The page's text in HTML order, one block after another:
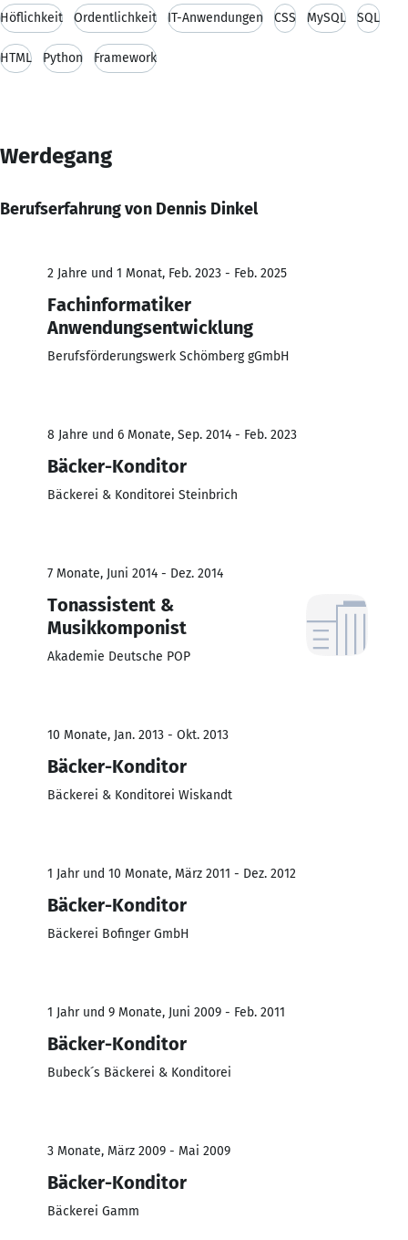
Höflichkeit Ordentlichkeit IT-Anwendungen CSS MySQL SQL
HTML Python Framework
Werdegang
Berufserfahrung von Dennis Dinkel
2 Jahre und 1 Monat, Feb. 2023 - Feb. 2025
Fachinformatiker
Anwendungsentwicklung
Berufsförderungswerk Schömberg gGmbH
8 Jahre und 6 Monate, Sep. 2014 - Feb. 2023
Bäcker-Konditor
Bäckerei & Konditorei Steinbrich
7 Monate, Juni 2014 - Dez. 2014
Tonassistent &
Musikkomponist
Akademie Deutsche POP
10 Monate, Jan. 2013 - Okt. 2013
Bäcker-Konditor
Bäckerei & Konditorei Wiskandt
1 Jahr und 10 Monate, März 2011 - Dez. 2012
Bäcker-Konditor
Bäckerei Bofinger GmbH
1 Jahr und 9 Monate, Juni 2009 - Feb. 2011
Bäcker-Konditor
Bubeck´s Bäckerei & Konditorei
3 Monate, März 2009 - Mai 2009
Bäcker-Konditor
Bäckerei Gamm